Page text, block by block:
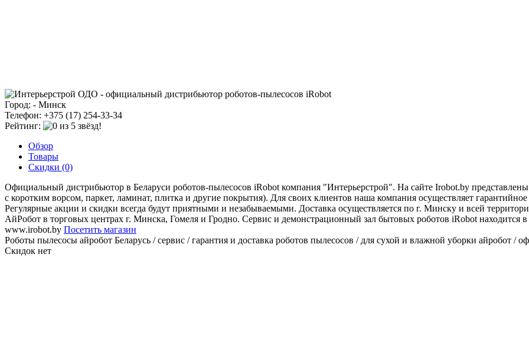
Город: - Минск
Телефон: +375 (17) 254-33-34
Рейтинг:
Обзор
Товары
Скидки (0)
Официальный дистрибьютор в Беларуси роботов-пылесосов iRobot компания "Интерьерстрой". На сайте Irobot.by
с коротким ворсом, паркет, ламинат, плитка и другие покрытия). Для своих клиентов наша компания осуществляет
Регулярные акции и скидки всегда будут приятными и незабываемыми. Доставка осуществляется по г. Минску и всей
АйРобот в торговых центрах г. Минска, Гомеля и Гродно. Сервис и демонстрационный зал бытовых роботов iRobot находится
www.irobot.by Посетить магазин
Роботы пылесосы айробот Беларусь / сервис / гарантия и доставка роботов пылесосов / для сухой и влажной уборки айробот /
Скидок нет